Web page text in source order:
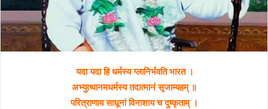
यदा यदा हि धर्मस्य ग्लानिर्भवति भारत ।
अभ्युत्थानमधर्मस्य तदात्मानं सृजाम्यहम् ॥
परित्राणाय साधूनां विनाशाय च दुष्कृताम् ।